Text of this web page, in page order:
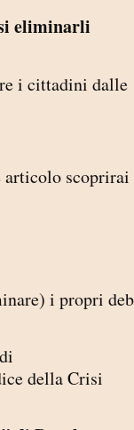
eliminarli
i cittadini dalle
articolo scoprirai
i propri
della Crisi